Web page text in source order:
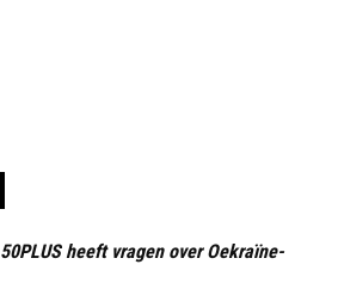
50PLUS heeft vragen over Oekraïne-